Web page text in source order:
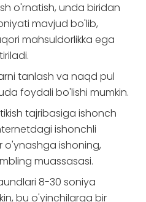
o'rnatish, unda biridan
mavjud bo'lib,
mahsuldorlikka ega
tanlash va naqd pul
foydali bo'lishi mumkin.
tajribasiga ishonch
ishonchli
o'ynashga ishoning,
muassasasi.
8-30 soniya
bu o'yinchilarga bir